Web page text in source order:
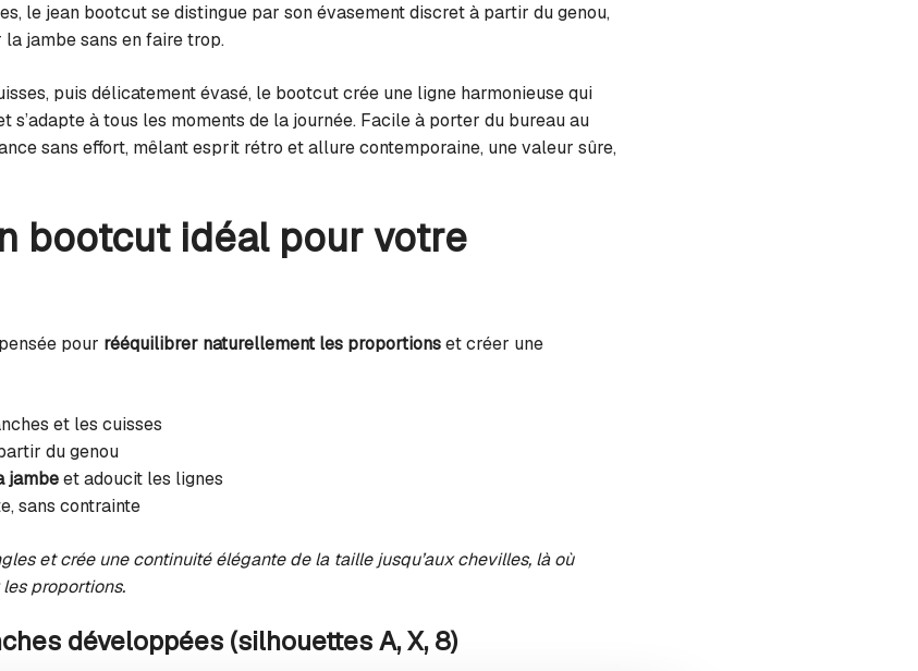
le jean bootcut se distingue par son évasement discret à partir du genou,
jambe sans en faire trop.
puis délicatement évasé, le bootcut crée une ligne harmonieuse qui
s’adapte à tous les moments de la journée. Facile à porter du bureau au
sans effort, mêlant esprit rétro et allure contemporaine, une valeur sûre,
bootcut idéal pour votre
pour rééquilibrer naturellement les proportionset créer une
et les cuisses
du genou
jambeet adoucit les lignes
sans contrainte
et crée une continuité élégante de la taille jusqu’aux chevilles, là où
proportions.
développées (silhouettes A, X, 8)